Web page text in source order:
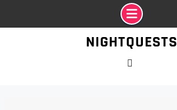
NIGHTQUESTS